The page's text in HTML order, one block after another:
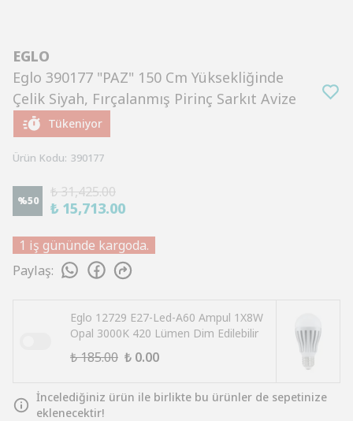
EGLO
Eglo 390177 "PAZ" 150 Cm Yüksekliğinde
Çelik Siyah, Fırçalanmış Pirinç Sarkıt Avize
Tükeniyor
Ürün Kodu: 390177
%50
₺ 31,425.00
₺ 15,713.00
1 iş gününde kargoda.
Paylaş:
Eglo 12729 E27-Led-A60 Ampul 1X8W
Opal 3000K 420 Lümen Dim Edilebilir
₺ 185.00 ₺ 0.00
İncelediğiniz ürün ile birlikte bu ürünler de sepetinize
eklenecektir!